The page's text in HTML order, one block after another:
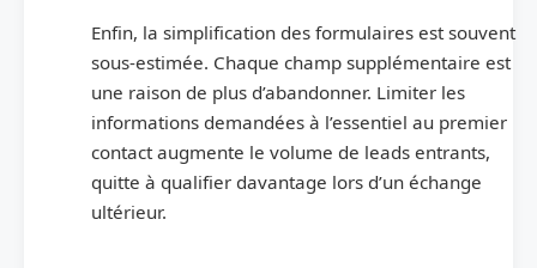
Enfin, la simplification des formulaires est souvent
sous-estimée. Chaque champ supplémentaire est
une raison de plus d’abandonner. Limiter les
informations demandées à l’essentiel au premier
contact augmente le volume de leads entrants,
quitte à qualifier davantage lors d’un échange
ultérieur.